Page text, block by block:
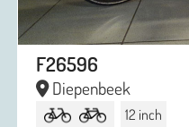
F26596
Diepenbeek
12 inch